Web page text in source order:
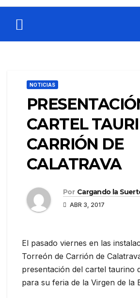
NOTICIAS
CARTEL
CARRIÓN DE
CALATRAVA
Por Cargando la
ABR 3, 2017
El pasado viernes en las
Torreón de Carrión de
presentación del cartel taurino
para su feria de la Virgen de la